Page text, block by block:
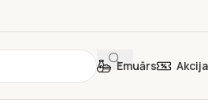
Emuārs